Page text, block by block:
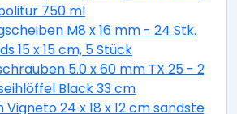
750 ml
M8 x 16 mm - 24 Stk.
15 x 15 cm, 5 Stück
5.0 x 60 mm TX 25 - 200
Black 33 cm
Vigneto 24 x 18 x 12 cm